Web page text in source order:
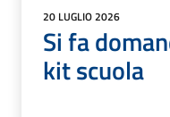
20 LUGLIO 2026
Si fa
kit scuola